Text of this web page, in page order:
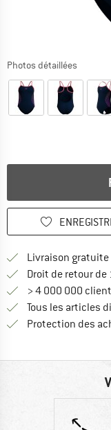
Photos détaillées
Livraison gratuite
Droit de retour de
> 4 000 000
Tous les articles
Protection des